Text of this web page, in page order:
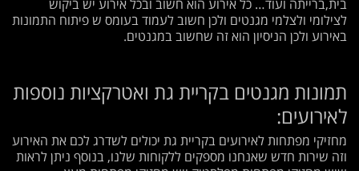
בית,ברייתה ועוד… כל אירוע הוא חשוב ובכל אירוע יש ביקוש
לצילומי ולצלמי מגנטים ולכן חשוב לעמוד בעומס ש פיתוח התמונות
באירוע ולכן הניסיון הוא זה שחשוב במגנטים.
תמונות מגנטים בקריית גת ואטרקציות נוספות
לאירועים:
מחזיקי מפתחות לאירועים בקריית גת יכולים לשדרג לכם את האירוע
וזה שירות חדש שאנחנו מספקים ללקוחות שלנו, בנוסף ניתן לראות